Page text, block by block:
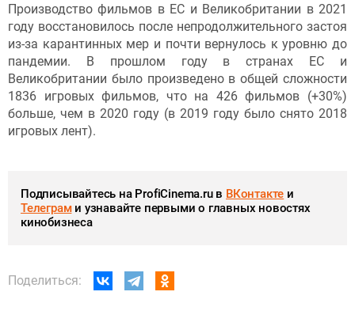
Производство фильмов в ЕС и Великобритании в 2021
году восстановилось после непродолжительного застоя
из-за карантинных мер и почти вернулось к уровню до
пандемии. В прошлом году в странах ЕС и
Великобритании было произведено в общей сложности
1836 игровых фильмов, что на 426 фильмов (+30%)
больше, чем в 2020 году (в 2019 году было снято 2018
игровых лент).
Подписывайтесь на ProfiCinema.ru в ВКонтакте и
Телеграми узнавайте первыми о главных новостях
кинобизнеса
Поделиться: